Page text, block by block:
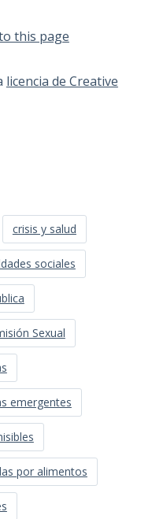
licencia de Creative
crisis y salud
sociales
Sexual
emergentes
por alimentos